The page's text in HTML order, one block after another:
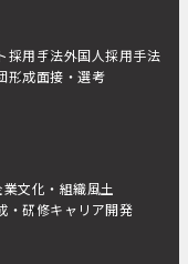
採用手法外国人採用手法
形成面接・選考
業文化・組織風土
・研修キャリア開発